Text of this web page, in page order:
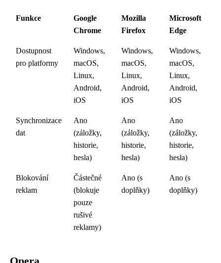
Funkce
Google
Chrome
Mozilla
Firefox
Microsoft
Edge
Dostupnost
pro platformy
Windows,
macOS,
Linux,
Android,
iOS
Windows,
macOS,
Linux,
Android,
iOS
Windows,
macOS,
Linux,
Android,
iOS
Synchronizace
dat
Ano
(záložky,
historie,
hesla)
Ano
(záložky,
historie,
hesla)
Ano
(záložky,
historie,
hesla)
Blokování
reklam
Částečné
(blokuje
pouze
rušivé
reklamy)
Ano (s
doplňky)
Ano (s
doplňky)